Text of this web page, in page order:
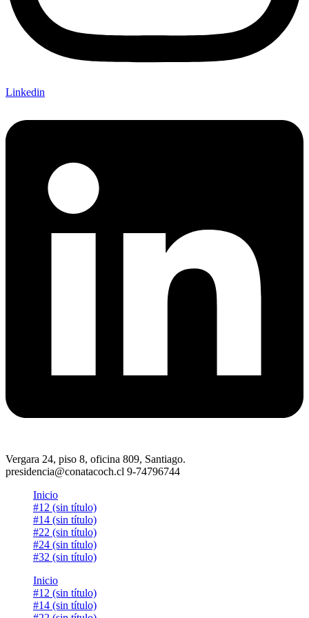
Linkedin
Vergara 24, piso 8, oficina 809, Santiago.
presidencia@conatacoch.cl 9-74796744
Inicio
#12 (sin título)
#14 (sin título)
#22 (sin título)
#24 (sin título)
#32 (sin título)
Inicio
#12 (sin título)
#14 (sin título)